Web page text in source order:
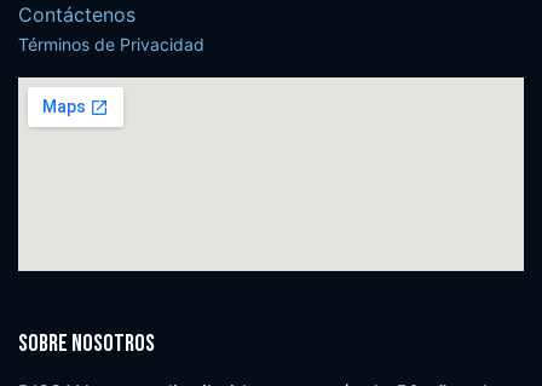
Contáctenos
Términos de Privacidad
Sobre nosotros